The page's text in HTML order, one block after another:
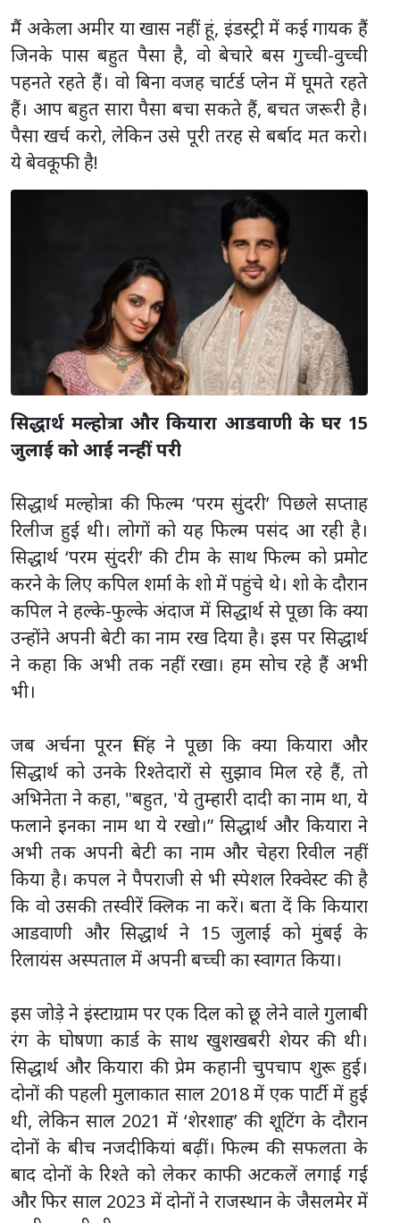
मैं अकेला अमीर या खास नहीं हूं, इंडस्ट्री में कई गायक हैं
जिनके पास बहुत पैसा है, वो बेचारे बस गुच्ची-वुच्ची
पहनते रहते हैं। वो बिना वजह चार्टर्ड प्लेन में घूमते रहते
हैं। आप बहुत सारा पैसा बचा सकते हैं, बचत जरूरी है।
पैसा खर्च करो, लेकिन उसे पूरी तरह से बर्बाद मत करो।
ये बेवकूफी है!
सिद्धार्थ मल्होत्रा और कियारा आडवाणी के घर 15
जुलाई को आईं नन्हीं परी
सिद्धार्थ मल्होत्रा की फिल्म ‘परम सुंदरी’ पिछले सप्ताह
रिलीज हुई थी। लोगों को यह फिल्म पसंद आ रही है।
सिद्धार्थ ‘परम सुंदरी’ की टीम के साथ फिल्म को प्रमोट
करने के लिए कपिल शर्मा के शो में पहुंचे थे। शो के दौरान
कपिल ने हल्के-फुल्के अंदाज में सिद्धार्थ से पूछा कि क्या
उन्होंने अपनी बेटी का नाम रख दिया है। इस पर सिद्धार्थ
ने कहा कि अभी तक नहीं रखा। हम सोच रहे हैं अभी
भी।
जब अर्चना पूरन सिंह ने पूछा कि क्या कियारा और
सिद्धार्थ को उनके रिश्तेदारों से सुझाव मिल रहे हैं, तो
अभिनेता ने कहा, "बहुत, 'ये तुम्हारी दादी का नाम था, ये
फलाने इनका नाम था ये रखो।” सिद्धार्थ और कियारा ने
अभी तक अपनी बेटी का नाम और चेहरा रिवील नहीं
किया है। कपल ने पैपराजी से भी स्पेशल रिक्वेस्ट की है
कि वो उसकी तस्वीरें क्लिक ना करें। बता दें कि कियारा
आडवाणी और सिद्धार्थ ने 15 जुलाई को मुंबई के
रिलायंस अस्पताल में अपनी बच्ची का स्वागत किया।
इस जोड़े ने इंस्टाग्राम पर एक दिल को छू लेने वाले गुलाबी
रंग के घोषणा कार्ड के साथ खुशखबरी शेयर की थी।
सिद्धार्थ और कियारा की प्रेम कहानी चुपचाप शुरू हुई।
दोनों की पहली मुलाकात साल 2018 में एक पार्टी में हुई
थी, लेकिन साल 2021 में ‘शेरशाह’ की शूटिंग के दौरान
दोनों के बीच नजदीकियां बढ़ीं। फिल्म की सफलता के
बाद दोनों के रिश्ते को लेकर काफी अटकलें लगाई गईं
और फिर साल 2023 में दोनों ने राजस्थान के जैसलमेर में